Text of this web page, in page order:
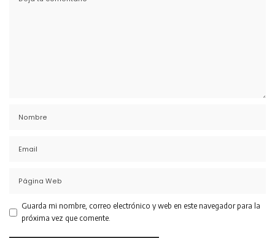
Guarda mi nombre, correo electrónico y web en este navegador para la
próxima vez que comente.